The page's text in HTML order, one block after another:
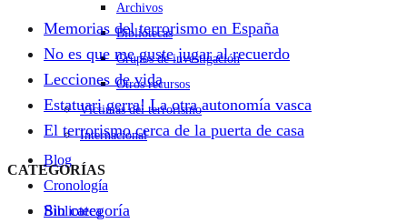
Archivos
Bibliotecas
Grupos de investigación
Otros recursos
Víctimas del terrorismo
Internacional
Blog
Cronología
Biblioteca
Memorias del terrorismo en España
No es que me guste jugar al recuerdo
Lecciones de vida
Estatuari gerra! La otra autonomía vasca
El terrorismo cerca de la puerta de casa
CATEGORÍAS
Sin categoría